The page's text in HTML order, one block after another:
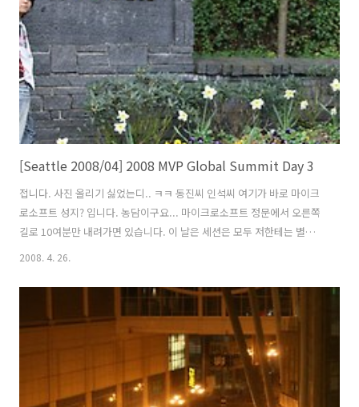
Summit 일정이 끝났습니다. 저팔계? 누구세요? 행사는 끝났어도 이사
람들은 자리를 떠날지를 모르네요... ..
[Seattle 2008/04] 2008 MVP Global Summit Day 3
접니다. 사진 올리기 싫었는디.. ㅋㅋ 동진씨 인석씨 여기가 바로 마이크
로소프트 성지? 입니다. 농담이구요... 마이크로소프트 정문에서 오른쪽
길로 10여분만 내려가면 있습니다. 이 날은 세션은 모두 저한테는 별로
여서 마이크로소프트 캠퍼스를 사진도 찍고 하면서 돌아다녔습니다.
2008. 4. 26.